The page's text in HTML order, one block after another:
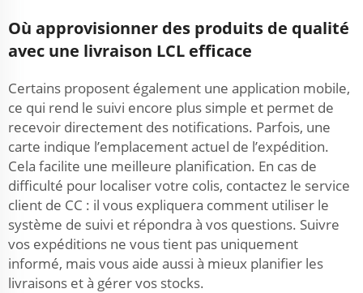
Où approvisionner des produits de qualité
avec une livraison LCL efficace
Certains proposent également une application mobile,
ce qui rend le suivi encore plus simple et permet de
recevoir directement des notifications. Parfois, une
carte indique l’emplacement actuel de l’expédition.
Cela facilite une meilleure planification. En cas de
difficulté pour localiser votre colis, contactez le service
client de CC : il vous expliquera comment utiliser le
système de suivi et répondra à vos questions. Suivre
vos expéditions ne vous tient pas uniquement
informé, mais vous aide aussi à mieux planifier les
livraisons et à gérer vos stocks.